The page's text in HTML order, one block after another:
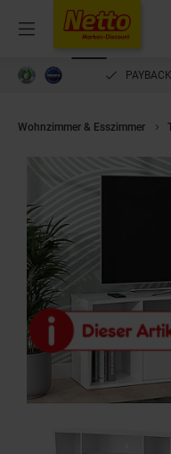
Menü
Wohnzimmer & Esszimmer